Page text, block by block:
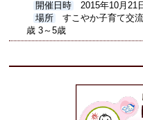
開催日時
2015年10月21
場所
すこやか子育て交
歳 3～5歳